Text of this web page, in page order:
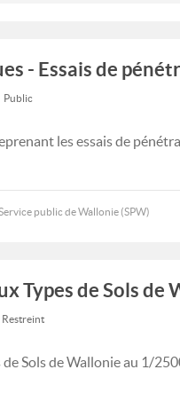
- Essais de
Public
les essais de
public de Wallonie (SPW)
Types de Sols
Restreint
Sols de Wallonie au 1/